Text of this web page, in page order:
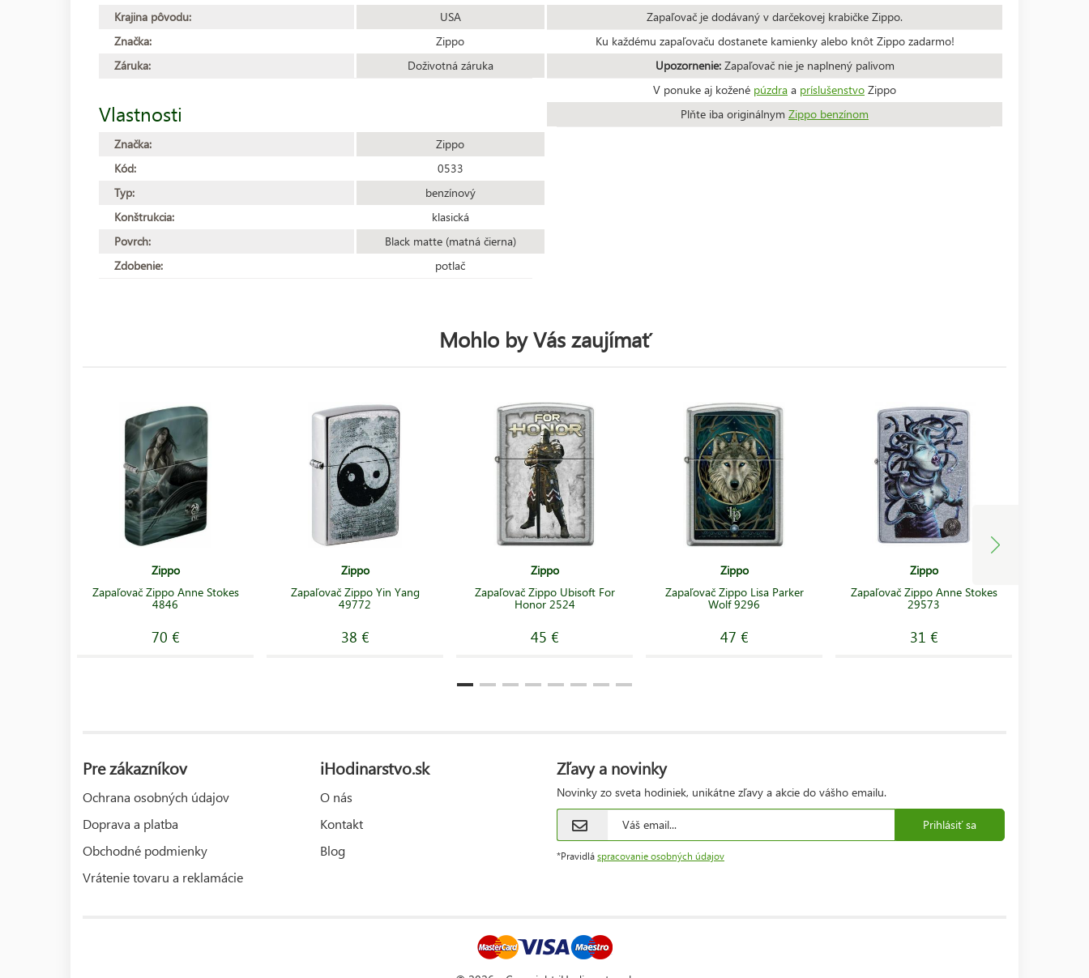
Krajina pôvodu:
USA
Značka:
Zippo
Záruka:
Doživotná záruka
Vlastnosti
Značka:
Zippo
Kód:
0533
Typ:
benzínový
Konštrukcia:
klasická
Povrch:
Black matte (matná čierna)
Zdobenie:
potlač
Zapaľovač je dodávaný v darčekovej krabičke Zippo.
Ku každému zapaľovaču dostanete kamienky alebo knôt Zippo zadarmo!
Upozornenie:Zapaľovač nie je naplnený palivom
V ponuke aj kožené púzdra a príslušenstvo Zippo
Plňte iba originálnym Zippo benzínom
Mohlo by Vás zaujímať
Zippo
Zapaľovač Zippo Anne Stokes
4846
70 €
Zippo
Zapaľovač Zippo Yin Yang
49772
38 €
Zippo
Zapaľovač Zippo Ubisoft For
Honor 2524
45 €
Zippo
Zapaľovač Zippo Lisa Parker
Wolf 9296
47 €
Zippo
Zapaľovač Zippo Anne Stokes
29573
31 €
Pre zákazníkov
Ochrana osobných údajov
Doprava a platba
Obchodné podmienky
Vrátenie tovaru a reklamácie
iHodinarstvo.sk
O nás
Kontakt
Blog
Zľavy a novinky
Novinky zo sveta hodiniek, unikátne zľavy a akcie do vášho emailu.
Prihlásiť sa
*Pravidlá spracovanie osobných údajov